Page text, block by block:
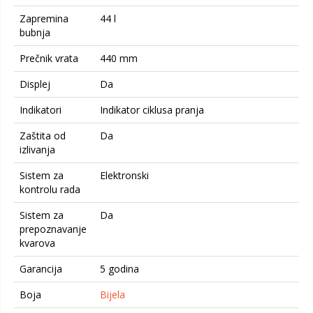
Zapremina
bubnja
44 l
Prečnik vrata
440 mm
Displej
Da
Indikatori
Indikator ciklusa pranja
Zaštita od
izlivanja
Da
Sistem za
kontrolu rada
Elektronski
Sistem za
prepoznavanje
kvarova
Da
Garancija
5 godina
Boja
Bijela